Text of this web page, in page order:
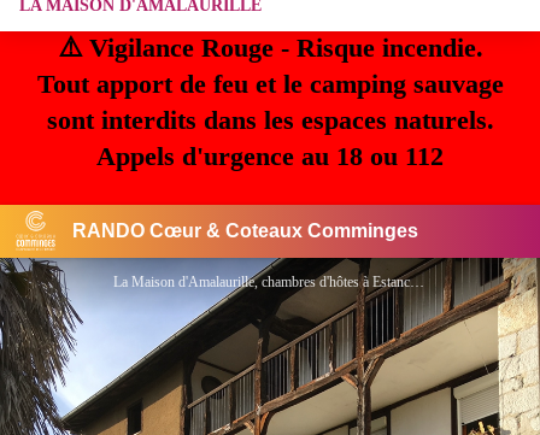
⚠️ Vigilance Rouge - Risque incendie.
Tout apport de feu et le camping sauvage
sont interdits dans les espaces naturels.
Appels d'urgence au 18 ou 112
RANDO Cœur & Coteaux Comminges
LA MAISON D'AMALAURILLE
La Maison d'Amalaurille, chambres d'hôtes à Estancarbon - ©Maison Amalaurille